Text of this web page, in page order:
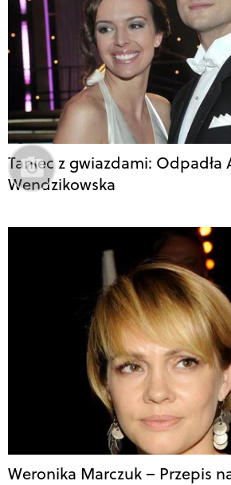
Taniec z gwiazdami: Odpadła
Wendzikowska
Weronika Marczuk – Przepis